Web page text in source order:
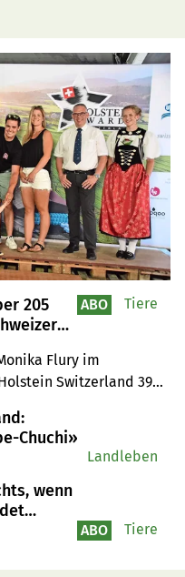
205
Flury im
Switzerland 390
Wyss Blaide Herta
geehrt.
ABO Tiere
Chuchi»
Landleben
wenn
ABO Tiere